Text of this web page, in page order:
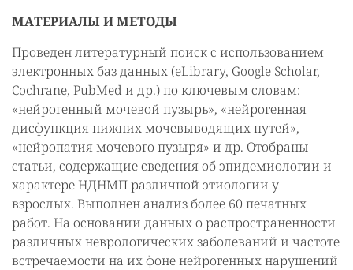
МАТЕРИАЛЫ И МЕТОДЫ
Проведен литературный поиск с использованием
электронных баз данных (eLibrary, Google Scholar,
Cochrane, PubMed и др.) по ключевым словам:
«нейрогенный мочевой пузырь», «нейрогенная
дисфункция нижних мочевыводящих путей»,
«нейропатия мочевого пузыря» и др. Отобраны
статьи, содержащие сведения об эпидемиологии и
характере НДНМП различной этиологии у
взрослых. Выполнен анализ более 60 печатных
работ. На основании данных о распространенности
различных неврологических заболеваний и частоте
встречаемости на их фоне нейрогенных нарушений